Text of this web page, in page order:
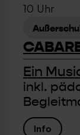
10 Uhr
Ein
inkl.
Info